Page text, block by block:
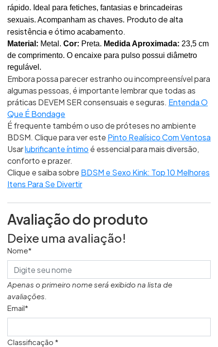
rápido. Ideal para fetiches, fantasias e brincadeiras
sexuais. Acompanham as chaves. Produto de alta
resistência e ótimo acabamento.
Material: Metal. Cor: Preta. Medida Aproximada: 23,5 cm
de comprimento. O encaixe para pulso possui diâmetro
regulável.
Embora possa parecer estranho ou incompreensível para
algumas pessoas, é importante lembrar que todas as
práticas DEVEM SER consensuais e seguras. Entenda O
Que É Bondage
É frequente também o uso de próteses no ambiente
BDSM. Clique para ver este Pinto Realísico Com Ventosa
Usarlubrificante íntimo é essencial para mais diversão,
conforto e prazer.
Clique e saiba sobre BDSM e Sexo Kink: Top 10 Melhores
Itens Para Se Divertir
Avaliação do produto
Deixe uma avaliação!
Nome*
Apenas o primeiro nome será exibido na lista de
avaliações.
Email*
Classificação *